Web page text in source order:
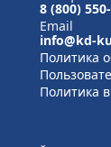
8 (800)
Email
info@kd-
Политика
Политика